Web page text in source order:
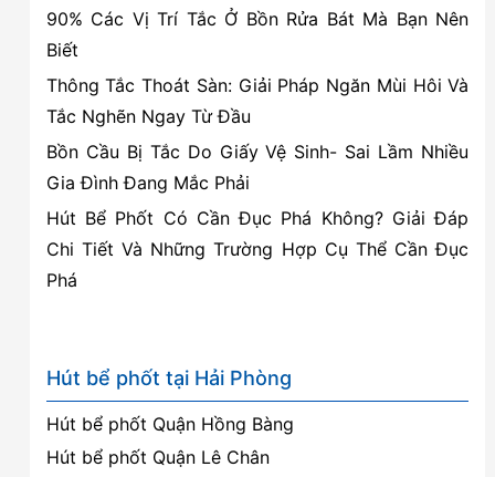
Hải
Phòng
90% Các Vị Trí Tắc Ở Bồn Rửa Bát Mà Bạn Nên
Biết
Thông Tắc Thoát Sàn: Giải Pháp Ngăn Mùi Hôi Và
Tắc Nghẽn Ngay Từ Đầu
Bồn Cầu Bị Tắc Do Giấy Vệ Sinh- Sai Lầm Nhiều
Gia Đình Đang Mắc Phải
Hút Bể Phốt Có Cần Đục Phá Không? Giải Đáp
Chi Tiết Và Những Trường Hợp Cụ Thể Cần Đục
Phá
Hút bể phốt tại Hải Phòng
Hút bể phốt Quận Hồng Bàng
Hút bể phốt Quận Lê Chân